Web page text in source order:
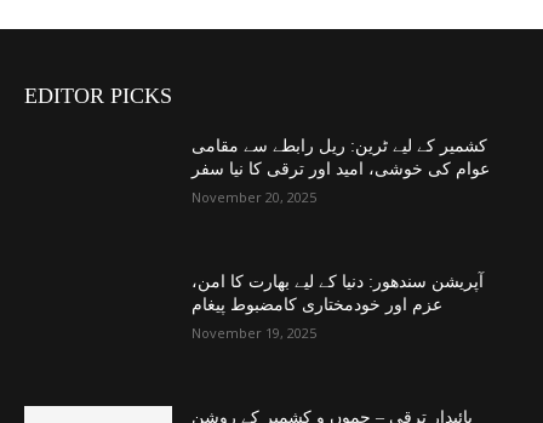
EDITOR PICKS
کشمیر کے لیے ٹرین: ریل رابطے سے مقامی
عوام کی خوشی، امید اور ترقی کا نیا سفر
November 20, 2025
آپریشن سندھور: دنیا کے لیے بھارت کا امن،
عزم اور خودمختاری کامضبوط پیغام
November 19, 2025
پائیدار ترقی – جموں و کشمیر کے روشن